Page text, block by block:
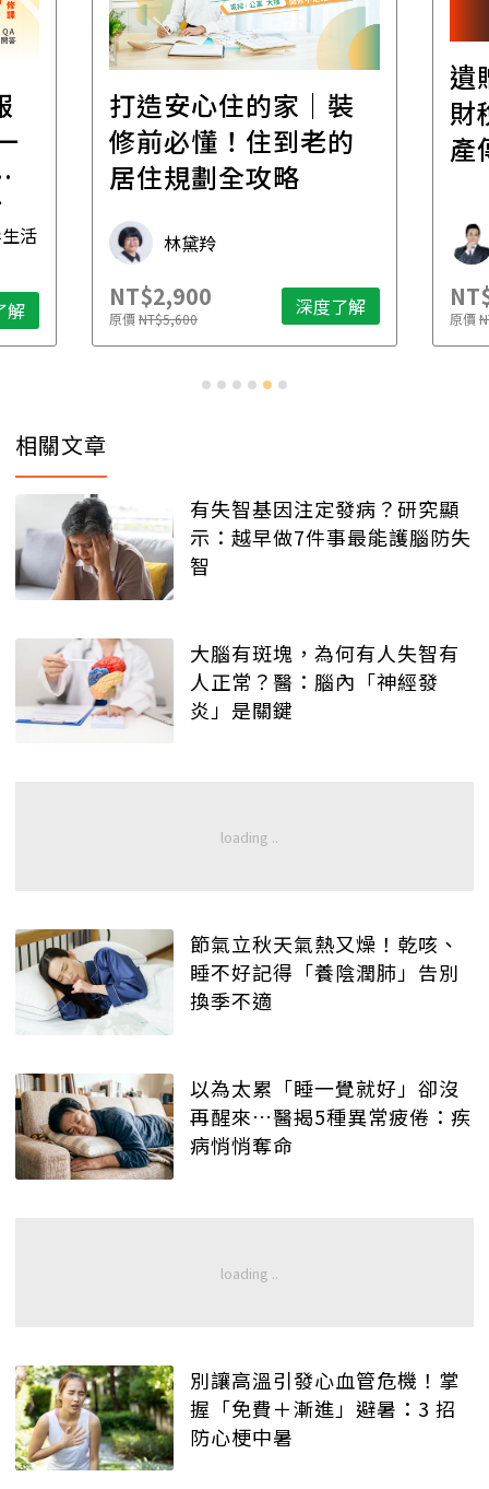
活
解
打造安心住的家｜裝
修前必懂！住到老的
居住規劃全攻略
林黛羚
NT$2,900
原價NT$5,600 深度了解
遺
財
產
原價
相關文章
有失智基因注定發病？研究顯
示：越早做7件事最能護腦防失
智
大腦有斑塊，為何有人失智有
人正常？醫：腦內「神經發
炎」是關鍵
節氣立秋天氣熱又燥！乾咳、
睡不好記得「養陰潤肺」告別
換季不適
以為太累「睡一覺就好」卻沒
再醒來…醫揭5種異常疲倦：疾
病悄悄奪命
別讓高溫引發心血管危機！掌
握「免費＋漸進」避暑：3 招
防心梗中暑